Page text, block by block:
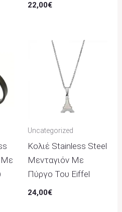
22,00€
Με
Uncategorized
Κολιέ Stainless Steel
Μενταγιόν Με
Πύργο Του Eiffel
24,00€